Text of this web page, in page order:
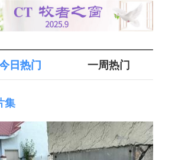
日热门 一周热门
集